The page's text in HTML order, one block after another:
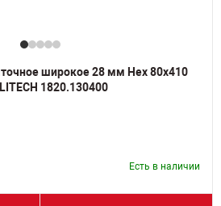
широкое 28 мм Hex 80х410
1820.130400
Есть в наличии